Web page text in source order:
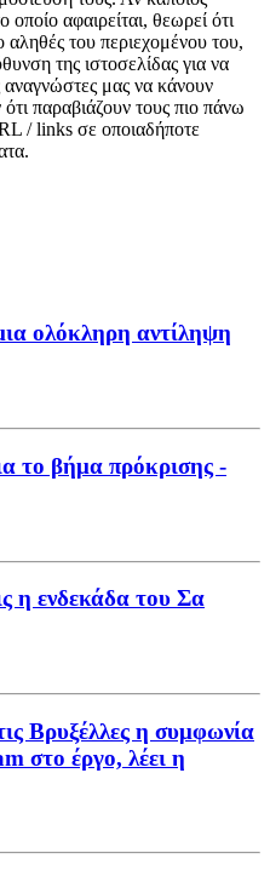
αφαιρείται, θεωρεί ότι
αληθές του περιεχομένου του,
της ιστοσελίδας για να
μας να κάνουν
παραβιάζουν τους πιο πάνω
/ links σε οποιαδήποτε
ολόκληρη αντίληψη
το βήμα πρόκρισης -
η ενδεκάδα του Σα
Βρυξέλλες η συμφωνία
στο έργο, λέει η